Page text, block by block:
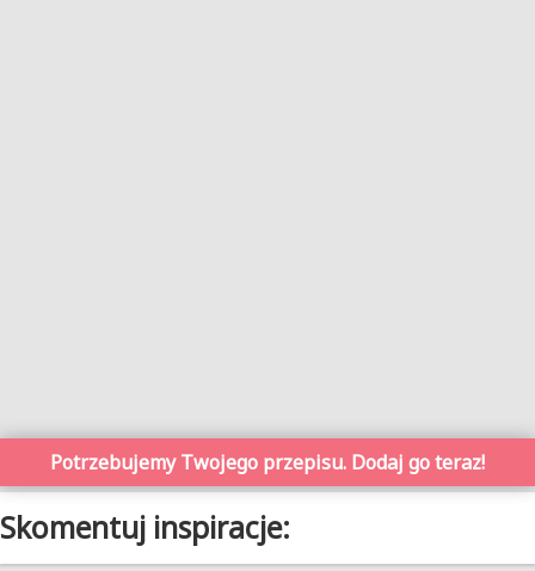
Potrzebujemy Twojego przepisu. Dodaj go teraz!
Skomentuj inspiracje: